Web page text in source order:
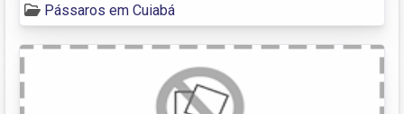
Pássaros em Cuiabá